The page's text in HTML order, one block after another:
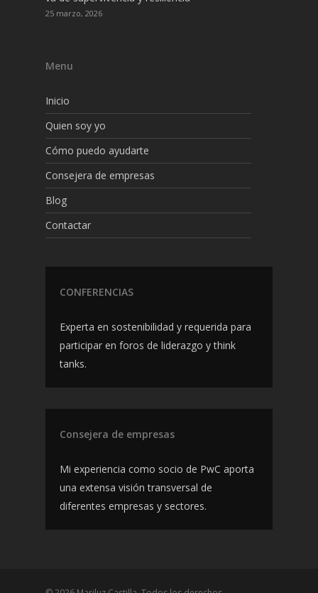
25 marzo, 2026
Menu
Inicio
Quien soy yo
Cómo puedo ayudarte
Consejera de empresas
Blog
Contactar
CONFERENCIAS
Experta en sostenibilidad y requerida para
participar en foros de liderazgo y think
tanks.
Consejera de empresas
Mi experiencia como socio de PwC aporta
una extensa visión transversal de
diferentes empresas y sectores.